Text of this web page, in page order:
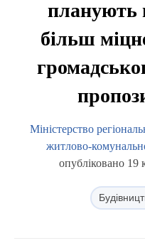
планують
більш
Міністерство
житлово-
опубліковано 19